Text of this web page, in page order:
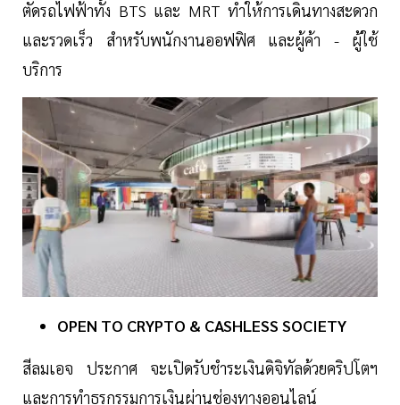
ตัดรถไฟฟ้าทั้ง BTS และ MRT ทำให้การเดินทางสะดวก
และรวดเร็ว สำหรับพนักงานออฟฟิศ และผู้ค้า - ผู้ใช้
บริการ
OPEN TO CRYPTO & CASHLESS SOCIETY
สีลมเอจ ประกาศ จะเปิดรับชำระเงินดิจิทัลด้วยคริปโตฯ
และการทำธุรกรรมการเงินผ่านช่องทางออนไลน์